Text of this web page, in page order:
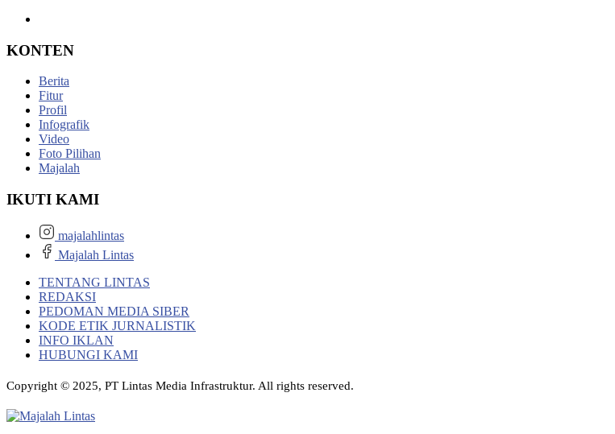
KONTEN
Berita
Fitur
Profil
Infografik
Video
Foto Pilihan
Majalah
IKUTI KAMI
majalahlintas
Majalah Lintas
TENTANG LINTAS
REDAKSI
PEDOMAN MEDIA SIBER
KODE ETIK JURNALISTIK
INFO IKLAN
HUBUNGI KAMI
Copyright © 2025, PT Lintas Media Infrastruktur. All rights reserved.